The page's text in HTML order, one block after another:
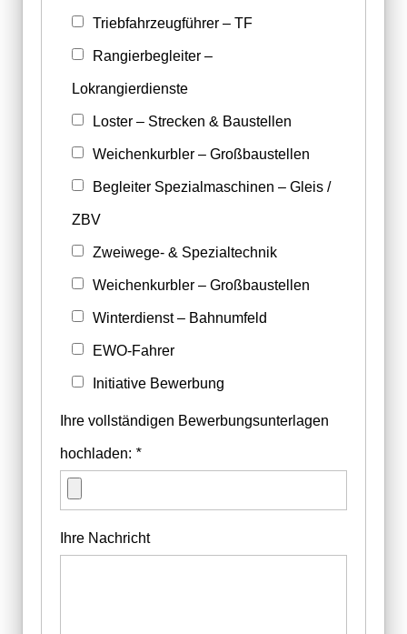
Triebfahrzeugführer – TF
Rangierbegleiter –
Lokrangierdienste
Loster – Strecken & Baustellen
Weichenkurbler – Großbaustellen
Begleiter Spezialmaschinen – Gleis /
ZBV
Zweiwege- & Spezialtechnik
Weichenkurbler – Großbaustellen
Winterdienst – Bahnumfeld
EWO-Fahrer
Initiative Bewerbung
Ihre vollständigen Bewerbungsunterlagen
hochladen: *
Ihre Nachricht